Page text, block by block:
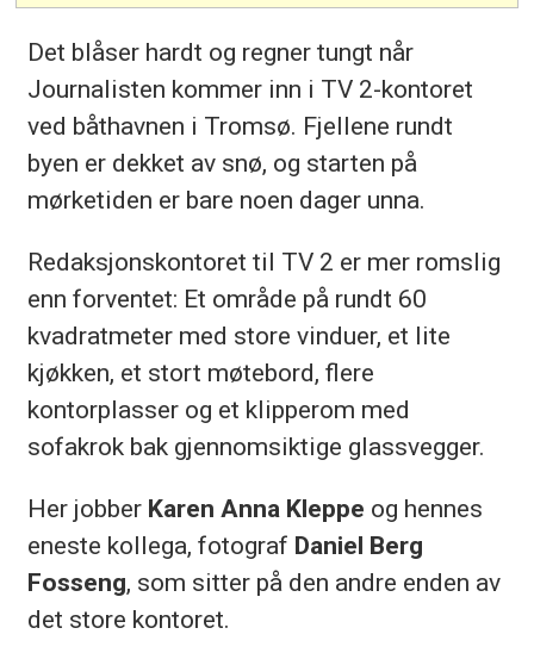
Det blåser hardt og regner tungt når
Journalisten kommer inn i TV 2-kontoret
ved båthavnen i Tromsø. Fjellene rundt
byen er dekket av snø, og starten på
mørketiden er bare noen dager unna.
Redaksjonskontoret til TV 2 er mer romslig
enn forventet: Et område på rundt 60
kvadratmeter med store vinduer, et lite
kjøkken, et stort møtebord, flere
kontorplasser og et klipperom med
sofakrok bak gjennomsiktige glassvegger.
Her jobber Karen Anna Kleppe og hennes
eneste kollega, fotograf Daniel Berg
Fosseng, som sitter på den andre enden av
det store kontoret.